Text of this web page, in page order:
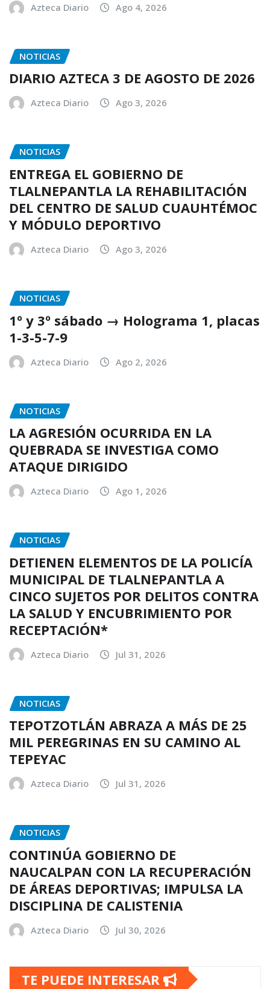
Azteca Diario Ago 4, 2026
NOTICIAS
DIARIO AZTECA 3 DE AGOSTO DE 2026
Azteca Diario Ago 3, 2026
NOTICIAS
ENTREGA EL GOBIERNO DE
TLALNEPANTLA LA REHABILITACIÓN
DEL CENTRO DE SALUD CUAUHTÉMOC
Y MÓDULO DEPORTIVO
Azteca Diario Ago 3, 2026
NOTICIAS
1º y 3º sábado → Holograma 1, placas
1-3-5-7-9
Azteca Diario Ago 2, 2026
NOTICIAS
LA AGRESIÓN OCURRIDA EN LA
QUEBRADA SE INVESTIGA COMO
ATAQUE DIRIGIDO
Azteca Diario Ago 1, 2026
NOTICIAS
DETIENEN ELEMENTOS DE LA POLICÍA
MUNICIPAL DE TLALNEPANTLA A
CINCO SUJETOS POR DELITOS CONTRA
LA SALUD Y ENCUBRIMIENTO POR
RECEPTACIÓN*
Azteca Diario Jul 31, 2026
NOTICIAS
TEPOTZOTLÁN ABRAZA A MÁS DE 25
MIL PEREGRINAS EN SU CAMINO AL
TEPEYAC
Azteca Diario Jul 31, 2026
NOTICIAS
CONTINÚA GOBIERNO DE
NAUCALPAN CON LA RECUPERACIÓN
DE ÁREAS DEPORTIVAS; IMPULSA LA
DISCIPLINA DE CALISTENIA
Azteca Diario Jul 30, 2026
TE PUEDE INTERESAR